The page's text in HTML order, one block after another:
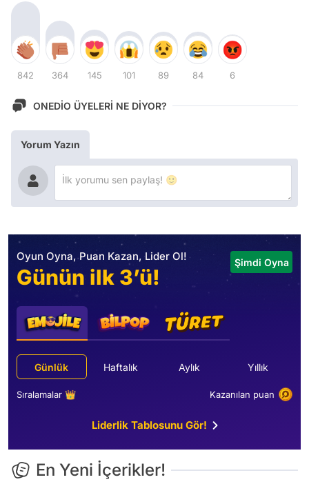
842 364 145 101 89 84 6
ONEDİO ÜYELERİ NE DİYOR?
Yorum Yazın
Oyun Oyna, Puan Kazan, Lider Ol!
Günün ilk 3’ü!
Şimdi Oyna
Günlük Haftalık Aylık Yıllık
Sıralamalar 👑 Kazanılan puan
Liderlik Tablosunu Gör!
En Yeni İçerikler!